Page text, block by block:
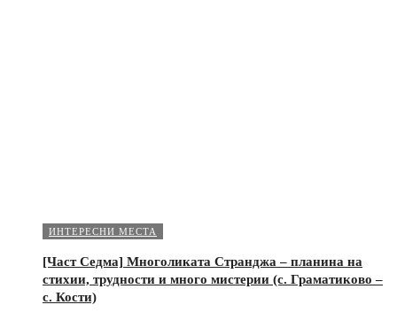
ИНТЕРЕСНИ МЕСТА
[Част Седма] Многоликата Странджа – планина на
стихии, трудности и много мистерии (с. Граматиково –
с. Кости)